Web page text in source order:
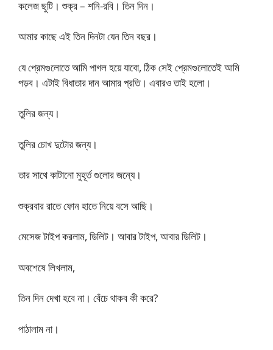
কলেজ ছুটি। শুক্র – শনি-রবি। তিন দিন।
আমার কাছে এই তিন দিনটা যেন তিন বছর।
যে প্রেমগুলোতে আমি পাগল হয়ে যাবো, ঠিক সেই প্রেমগুলোতেই আমি
পড়ব। এটাই বিধাতার দান আমার প্রতি। এবারও তাই হলো।
তুলির জন্য।
তুলির চোখ দুটোর জন্য।
তার সাথে কাটানো মুহূর্ত গুলোর জন্যে।
শুক্রবার রাতে ফোন হাতে নিয়ে বসে আছি।
মেসেজ টাইপ করলাম, ডিলিট। আবার টাইপ, আবার ডিলিট।
অবশেষে লিখলাম,
তিন দিন দেখা হবে না। বেঁচে থাকব কী করে?
পাঠালাম না।